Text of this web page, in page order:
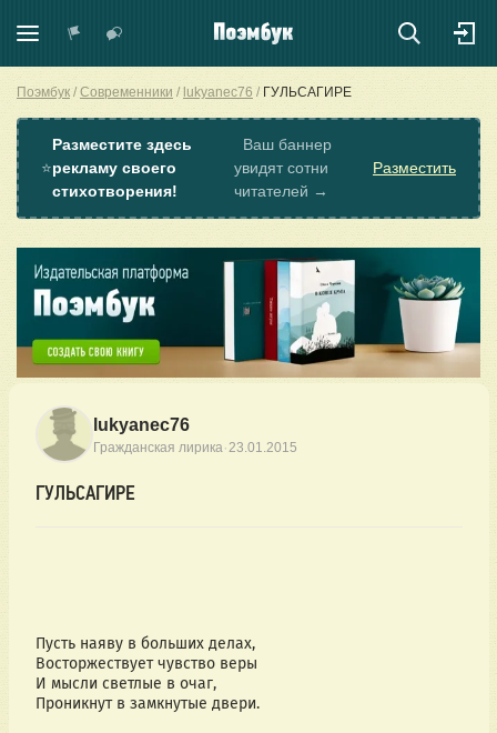
Поэмбук Современники lukyanec76 ГУЛЬСАГИРЕ
⭐
Разместите здесь
рекламу своего
стихотворения!
Ваш баннер
увидят сотни
читателей →
Разместить
lukyanec76
Гражданская лирика·23.01.2015
ГУЛЬСАГИРЕ
Пусть наяву в больших делах,
Восторжествует чувство веры
И мысли светлые в очаг,
Проникнут в замкнутые двери.